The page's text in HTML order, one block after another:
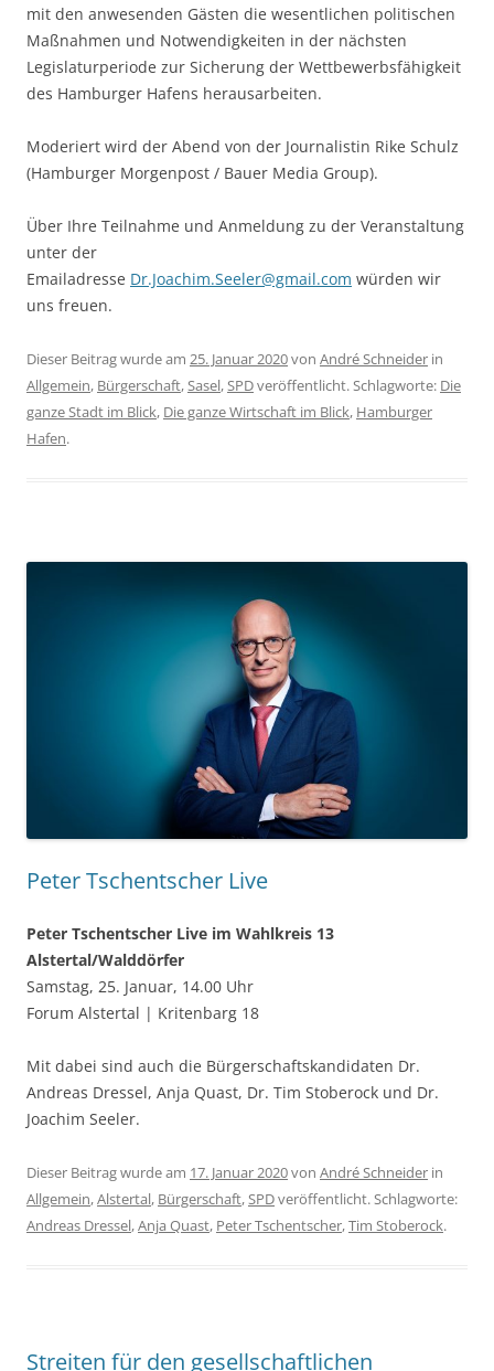
mit den anwesenden Gästen die wesentlichen politischen
Maßnahmen und Notwendigkeiten in der nächsten
Legislaturperiode zur Sicherung der Wettbewerbsfähigkeit
des Hamburger Hafens herausarbeiten.
Moderiert wird der Abend von der Journalistin Rike Schulz
(Hamburger Morgenpost / Bauer Media Group).
Über Ihre Teilnahme und Anmeldung zu der Veranstaltung
unter der
Emailadresse Dr.Joachim.Seeler@gmail.com würden wir
uns freuen.
Dieser Beitrag wurde am 25. Januar 2020von André Schneider in
Allgemein, Bürgerschaft,Sasel,SPDveröffentlicht. Schlagworte: Die
ganze Stadt im Blick, Die ganze Wirtschaft im Blick, Hamburger
Hafen.
Peter Tschentscher Live
Peter Tschentscher Live im Wahlkreis 13
Alstertal/Walddörfer
Samstag, 25. Januar, 14.00 Uhr
Forum Alstertal | Kritenbarg 18
Mit dabei sind auch die Bürgerschaftskandidaten Dr.
Andreas Dressel, Anja Quast, Dr. Tim Stoberock und Dr.
Joachim Seeler.
Dieser Beitrag wurde am 17. Januar 2020von André Schneider in
Allgemein,Alstertal, Bürgerschaft,SPDveröffentlicht. Schlagworte:
Andreas Dressel,Anja Quast, Peter Tschentscher,Tim Stoberock.
Streiten für den gesellschaftlichen